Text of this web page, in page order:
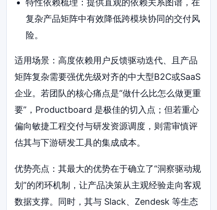
特性依赖梳理：提供直观的依赖关系图谱，在
复杂产品矩阵中有效降低跨模块协同的交付风
险。
适用场景：高度依赖用户反馈驱动迭代、且产品
矩阵复杂需要强优先级对齐的中大型B2C或SaaS
企业。若团队的核心痛点是“做什么比怎么做更重
要”，Productboard 是极佳的切入点；但若重心
偏向敏捷工程交付与研发资源调度，则需审慎评
估其与下游研发工具的集成成本。
优势亮点：其最大的优势在于确立了“洞察驱动规
划”的闭环机制，让产品决策从主观经验走向客观
数据支撑。同时，其与 Slack、Zendesk 等生态